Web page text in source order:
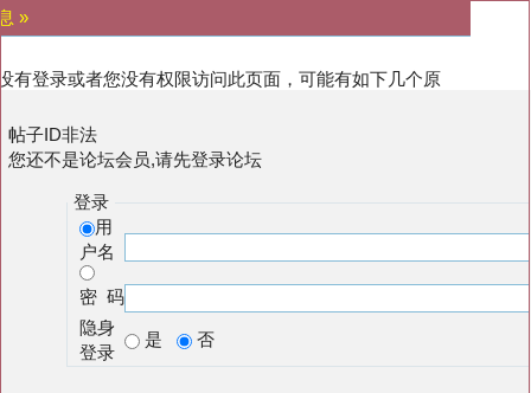
»
有登录或者您没有权限访问此页面，可能有如下几个原
帖子ID非法
您还不是论坛会员,请先登录论坛
登录
用
户名
密 码
隐身
登录
是 否